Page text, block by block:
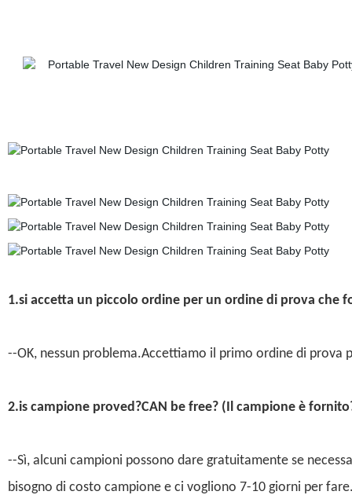
1.si accetta un piccolo ordine per un ordine di prova che
--OK, nessun problema.Accettiamo il primo ordine di prova
2.is campione proved?CAN be free? (Il campione è
--Sì, alcuni campioni possono dare gratuitamente se
bisogno di costo campione e ci vogliono 7-10 giorni per